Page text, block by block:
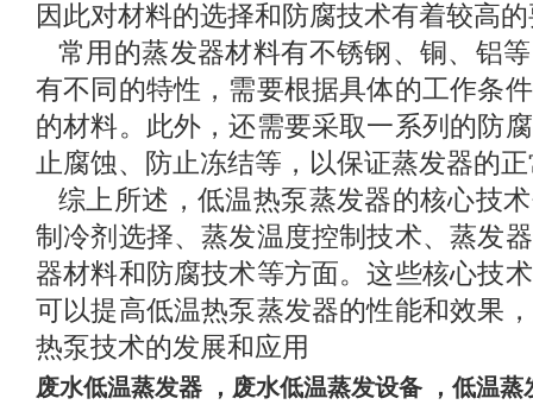
因此对材料的选择和防腐技术有着较高
常用的蒸发器材料有不锈钢、铜、铝
有不同的特性，需要根据具体的工作条
的材料。此外，还需要采取一系列的防
止腐蚀、防止冻结等，以保证蒸发器的
综上所述，低温热泵蒸发器的核心技
制冷剂选择、蒸发温度控制技术、蒸发
器材料和防腐技术等方面。这些核心技
可以提高低温热泵蒸发器的性能和效果
热泵技术的发展和应用
废水低温蒸发器 ，废水低温蒸发设备 ， 低温蒸